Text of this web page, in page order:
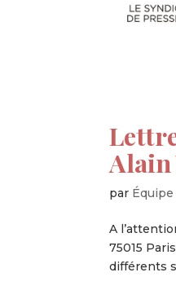
Alain
par Équipe
A
75015
différents